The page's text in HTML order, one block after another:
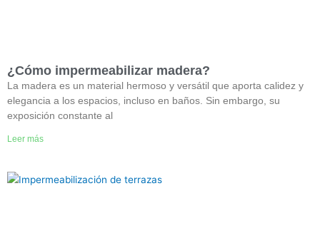
¿Cómo impermeabilizar madera?
La madera es un material hermoso y versátil que aporta calidez y
elegancia a los espacios, incluso en baños. Sin embargo, su
exposición constante al
Leer más